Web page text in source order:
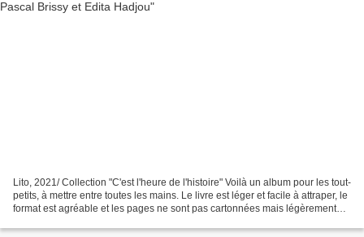
Lito, 2021/ Collection "C'est l'heure de l'histoire" Voilà un album pour les tout-
petits, à mettre entre toutes les mains. Le livre est léger et facile à attraper, le
format est agréable et les pages ne sont pas cartonnées mais légèrement